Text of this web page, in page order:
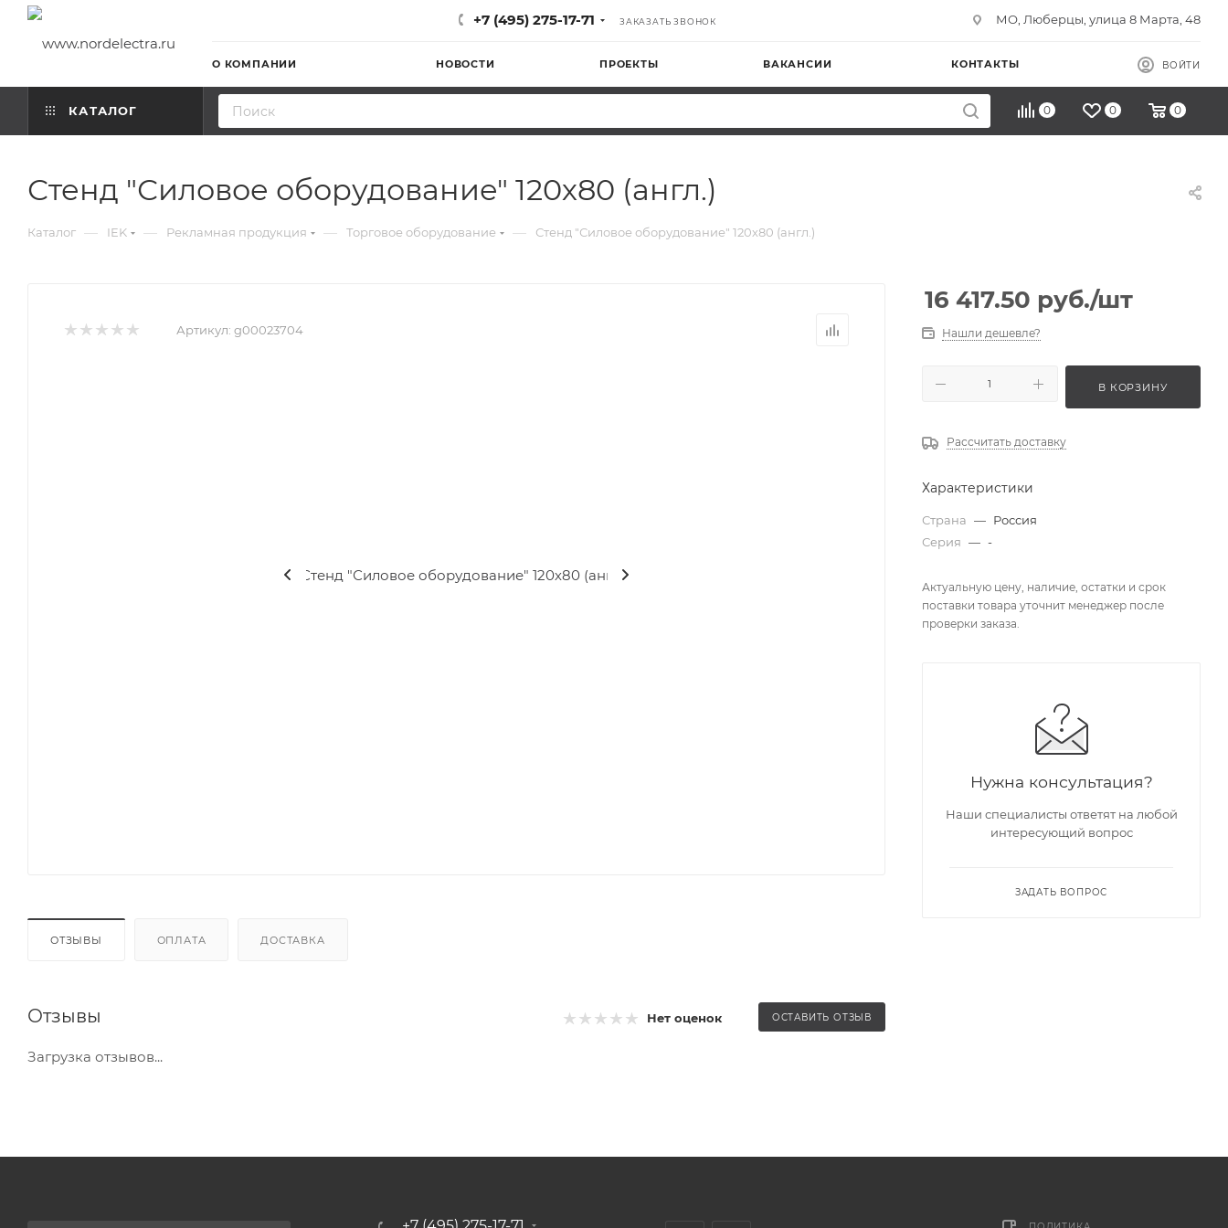
+7 (495) 275-17-71 ЗАКАЗАТЬ ЗВОНОК МО, Люберцы, улица 8 Марта, 48
О КОМПАНИИ НОВОСТИ ПРОЕКТЫ ВАКАНСИИ КОНТАКТЫ ВОЙТИ
КАТАЛОГ 0 0 0
Стенд "Силовое оборудование" 120х80 (англ.)
Каталог — IEK — Рекламная продукция — Торговое оборудование — Стенд "Силовое оборудование" 120х80 (англ.)
Артикул: g00023704
ОТЗЫВЫ ОПЛАТА ДОСТАВКА
Отзывы Нет оценок ОСТАВИТЬ ОТЗЫВ
Загрузка отзывов...
16 417.50 руб./шт
Нашли дешевле?
В КОРЗИНУ
Рассчитать доставку
Характеристики
Страна — Россия
Серия — -
Актуальную цену, наличие, остатки и срок
поставки товара уточнит менеджер после
проверки заказа.
Нужна консультация?
Наши специалисты ответят на любой
интересующий вопрос
ЗАДАТЬ ВОПРОС